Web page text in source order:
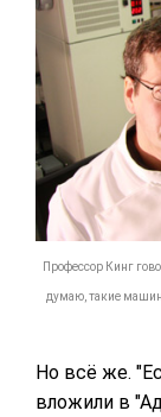
Профессор Кинг
думаю, такие
Но всё же.
вложили в